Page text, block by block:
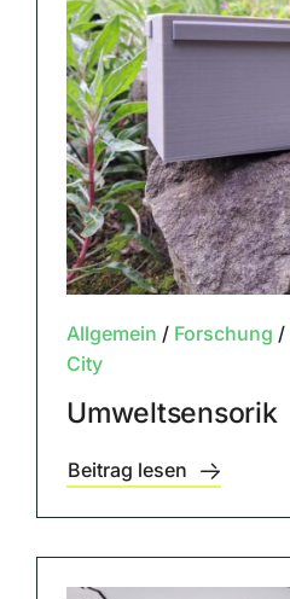
Allgemein / Forschung /
City
Umweltsensorik
Beitrag lesen